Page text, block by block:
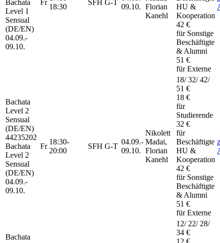
Bachata
Level 1
Sensual
(DE/EN)
04.09.-
09.10.
Fr
18:30
SFH G-T
09.10. Florian
Kanehl
HU &
Kooperation
42 €
für Sonstige
Beschäftigte
& Alumni
51 €
für Externe
Bachata
Level 2
Sensual
(DE/EN)
44235202
Bachata
Level 2
Sensual
(DE/EN)
04.09.-
09.10.
Fr
18:30-
20:00
SFH G-T
04.09.-
09.10.
Nikolett
Madai,
Florian
Kanehl
18/ 32/ 42/
51 €
18 €
für
Studierende
32 €
für
Beschäftigte
HU &
Kooperation
42 €
für Sonstige
Beschäftigte
& Alumni
51 €
für Externe
Bachata
12/ 22/ 28/
34 €
12 €